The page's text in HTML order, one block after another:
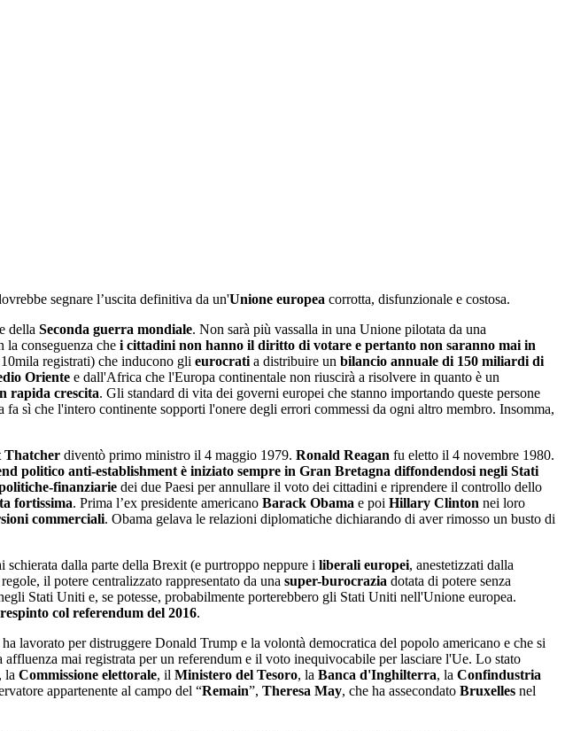
segnare l’uscita definitiva da un'Unione europea corrotta, disfunzionale e costosa.
della Seconda guerra mondiale. Non sarà più vassalla in una Unione pilotata da una
la conseguenza che i cittadini non hanno il diritto di votare e pertanto non saranno mai in
registrati) che inducono gli eurocrati a distribuire un bilancio annuale di 150 miliardi di
Oriente e dall'Africa che l'Europa continentale non riuscirà a risolvere in quanto è un
rapida crescita. Gli standard di vita dei governi europei che stanno importando queste persone
fa sì che l'intero continente sopporti l'onere degli errori commessi da ogni altro membro. Insomma,
Thatcher diventò primo ministro il 4 maggio 1979. Ronald Reagan fu eletto il 4 novembre 1980.
politico anti-establishment è iniziato sempre in Gran Bretagna diffondendosi negli Stati
finanziarie dei due Paesi per annullare il voto dei cittadini e riprendere il controllo dello
fortissima. Prima l’ex presidente americano Barack Obama e poi Hillary Clinton nei loro
commerciali. Obama gelava le relazioni diplomatiche dichiarando di aver rimosso un busto di
dalla parte della Brexit (e purtroppo neppure i liberali europei, anestetizzati dalla
il potere centralizzato rappresentato da una super-burocrazia dotata di potere senza
Stati Uniti e, se potesse, probabilmente porterebbero gli Stati Uniti nell'Unione europea.
col referendum del 2016.
lavorato per distruggere Donald Trump e la volontà democratica del popolo americano e che si
mai registrata per un referendum e il voto inequivocabile per lasciare l'Ue. Lo stato
, la Commissione elettorale, il Ministero del Tesoro, la Banca d'Inghilterra, la Confindustria
appartenente al campo del “Remain”, Theresa May, che ha assecondato Bruxelles nel